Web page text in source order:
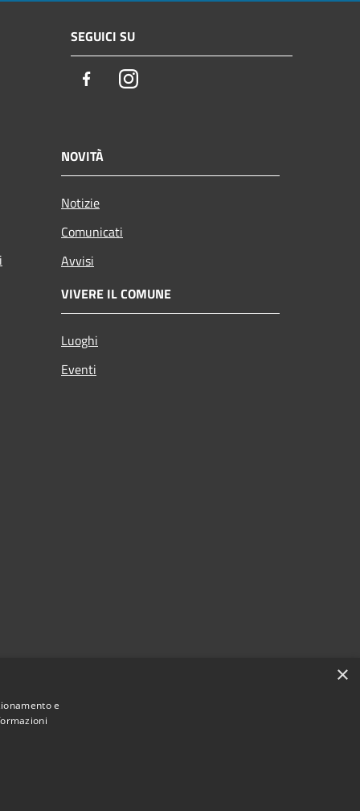
SEGUICI SU
FacebookInstagram
NOVITÀ
Notizie
Comunicati
Avvisi
VIVERE IL COMUNE
Luoghi
Eventi
×
e